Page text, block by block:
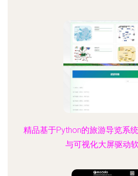
精品基于Python的旅游导览系
与可视化大屏驱动